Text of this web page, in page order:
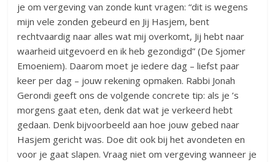
je om vergeving van zonde kunt vragen: “dit is wegens
mijn vele zonden gebeurd en Jij Hasjem, bent
rechtvaardig naar alles wat mij overkomt, Jij hebt naar
waarheid uitgevoerd en ik heb gezondigd” (De Sjomer
Emoeniem). Daarom moet je iedere dag – liefst paar
keer per dag – jouw rekening opmaken. Rabbi Jonah
Gerondi geeft ons de volgende concrete tip: als je ’s
morgens gaat eten, denk dat wat je verkeerd hebt
gedaan. Denk bijvoorbeeld aan hoe jouw gebed naar
Hasjem gericht was. Doe dit ook bij het avondeten en
voor je gaat slapen. Vraag niet om vergeving wanneer je